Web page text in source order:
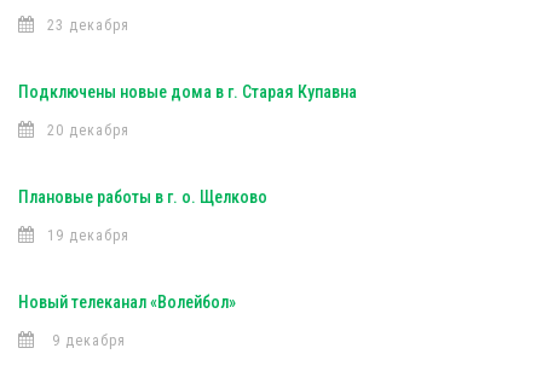
23 декабря
Подключены новые дома в г. Старая Купавна
20 декабря
Плановые работы в г. о. Щелково
19 декабря
Новый телеканал «Волейбол»
9 декабря